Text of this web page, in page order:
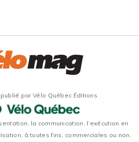
par Vélo Québec Éditions
la communication, l’exécution en
à toutes fins, commerciales ou non,